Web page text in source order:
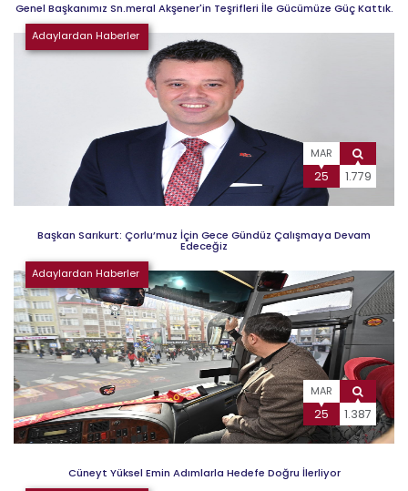
Genel Başkanımız Sn.meral Akşener'in Teşrifleri İle Gücümüze Güç Kattık.
Adaylardan Haberler
MAR
25 1.779
Başkan Sarıkurt: Çorlu’muz İçin Gece Gündüz Çalışmaya Devam
Edeceğiz
Adaylardan Haberler
MAR
25 1.387
Cüneyt Yüksel Emin Adımlarla Hedefe Doğru İlerliyor